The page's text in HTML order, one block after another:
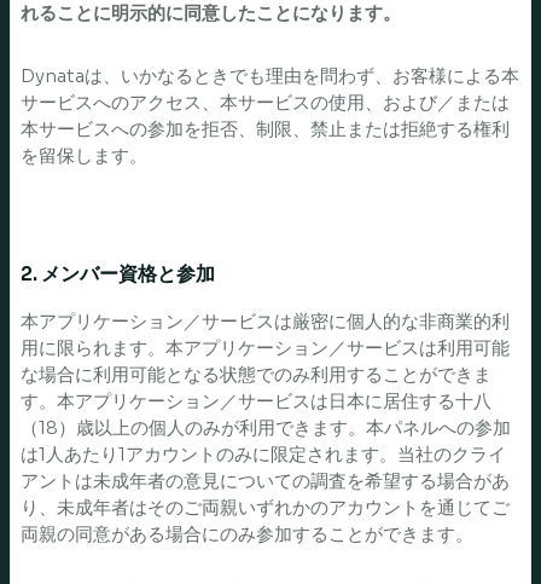
れることに明示的に同意したことになります。
Dynataは、いかなるときでも理由を問わず、お客様による本
サービスへのアクセス、本サービスの使用、および／または
本サービスへの参加を拒否、制限、禁止または拒絶する権利
を留保します。
2. メンバー資格と参加
本アプリケーション／サービスは厳密に個人的な非商業的利
用に限られます。本アプリケーション／サービスは利用可能
な場合に利用可能となる状態でのみ利用することができま
す。本アプリケーション／サービスは日本に居住する十八
（18）歳以上の個人のみが利用できます。本パネルへの参加
は1人あたり1アカウントのみに限定されます。当社のクライ
アントは未成年者の意見についての調査を希望する場合があ
り、未成年者はそのご両親いずれかのアカウントを通じてご
両親の同意がある場合にのみ参加することができます。